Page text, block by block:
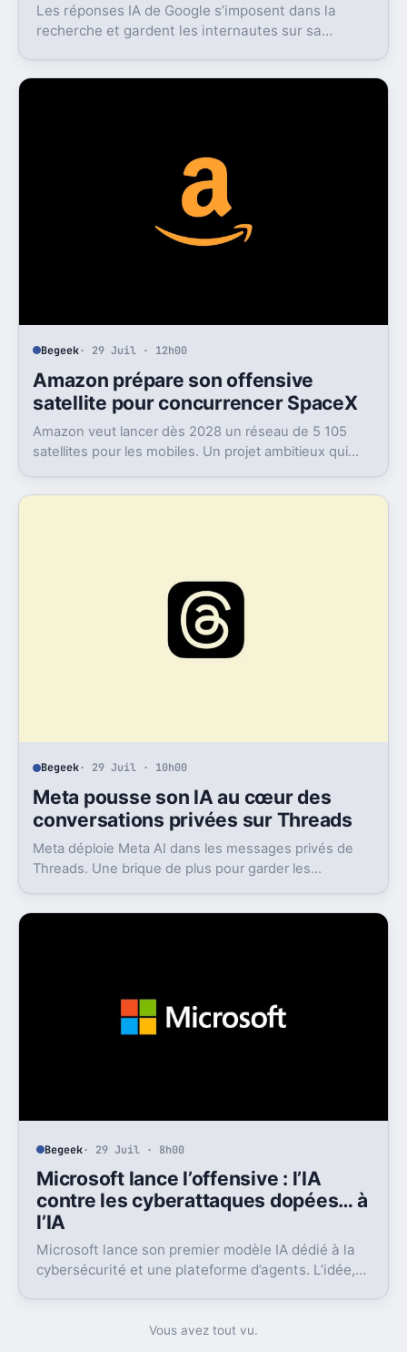
Les réponses IA de Google s’imposent dans la
recherche et gardent les internautes sur sa
Begeek· 29 Juil · 12h00
Amazon prépare son offensive
satellite pour concurrencer SpaceX
Amazon veut lancer dès 2028 un réseau de 5 105
satellites pour les mobiles. Un projet ambitieux qui
Begeek· 29 Juil · 10h00
Meta pousse son IA au cœur des
conversations privées sur Threads
Meta déploie Meta AI dans les messages privés de
Threads. Une brique de plus pour garder les
Begeek· 29 Juil · 8h00
Microsoft lance l’offensive : l’IA
contre les cyberattaques dopées… à
l’IA
Microsoft lance son premier modèle IA dédié à la
cybersécurité et une plateforme d’agents. L’idée,